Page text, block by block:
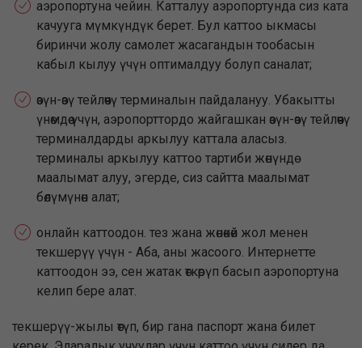
аэропортуна чейин. Катталуу аэропортунда сиз ката
качууга мүмкүндүк берет. Бул каттоо ыкмасы
биринчи жолу самолет жасагандын тообасын
кабыл кылуу үчүн оптималдуу болуп саналат;
өзүн-өзү тейлөөчү терминалын пайдалануу. Убакытты
үнөмдөө үчүн, аэропорттордо жайгашкан өзүн-өзү тейлөөчү
терминалдарды аркылуу каттала аласыз.
терминалы аркылуу каттоо тартиби жөнүндө
маалымат алуу, эгерде, сиз сайтта маалымат
бөлүмүнөн алат;
онлайн каттоодон. тез жана жөнөкөй жол менен
текшерүү үчүн - Аба, аны жасоого. Интернетте
каттоодон ээ, сен жатак өткөрүп басып аэропортуна
келип бере алат.
текшерүү-жылы өтүп, бир гана паспорт жана билет